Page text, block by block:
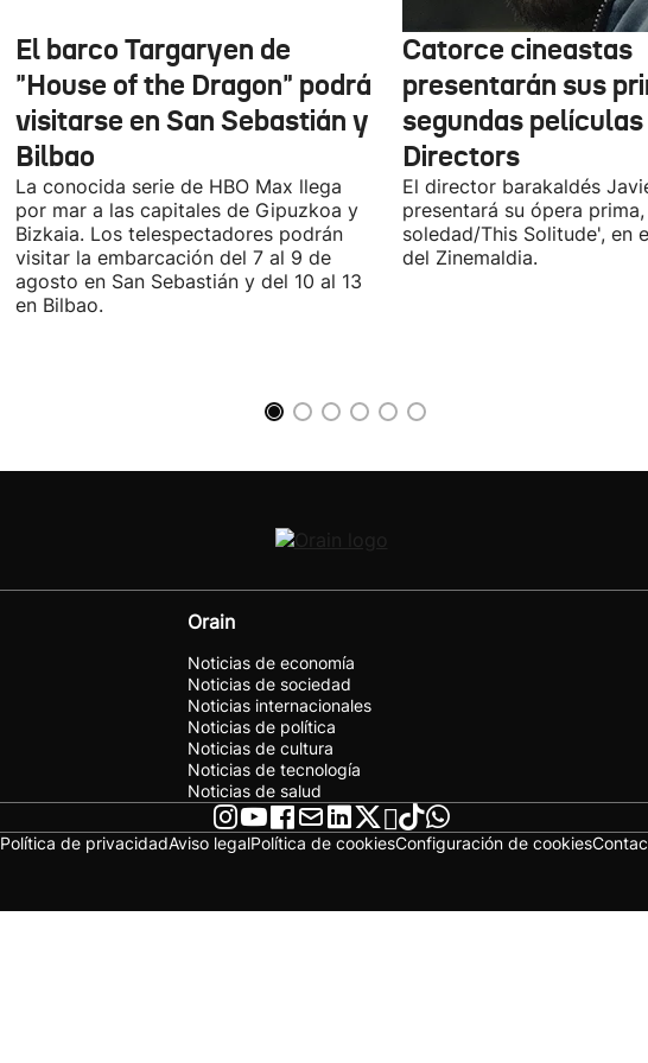
El barco Targaryen de
"House of the Dragon" podrá
visitarse en San Sebastián y
Bilbao
La conocida serie de HBO Max llega
por mar a las capitales de Gipuzkoa y
Bizkaia. Los telespectadores podrán
visitar la embarcación del 7 al 9 de
agosto en San Sebastián y del 10 al 13
en Bilbao.
Catorce cineastas
presentarán sus
segundas
Directors
El director barakaldés
presentará su ópera
soledad/This Solitude', en
del Zinemaldia.
Orain
Noticias de economía
Noticias de sociedad
Noticias internacionales
Noticias de política
Noticias de cultura
Noticias de tecnología
Noticias de salud
Política de privacidadAviso legalPolítica de cookiesConfiguración de cookies